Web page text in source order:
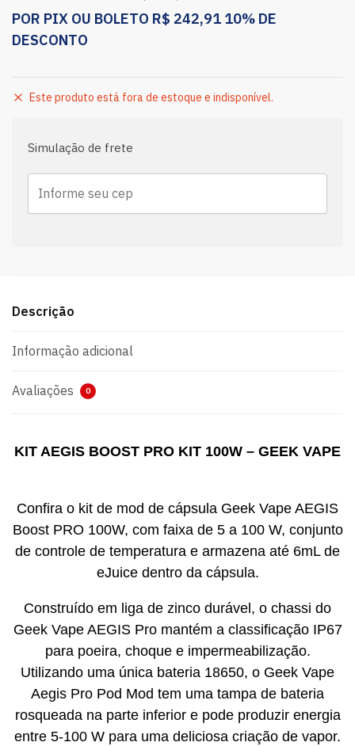
POR PIX OU BOLETO R$ 242,91 10% DE
DESCONTO
Este produto está fora de estoque e indisponível.
Simulação de frete
Descrição
Informação adicional
Avaliações 0
KIT AEGIS BOOST PRO KIT 100W – GEEK VAPE
Confira o kit de mod de cápsula Geek Vape AEGIS
Boost PRO 100W, com faixa de 5 a 100 W, conjunto
de controle de temperatura e armazena até 6mL de
eJuice dentro da cápsula.
Construído em liga de zinco durável, o chassi do
Geek Vape AEGIS Pro mantém a classificação IP67
para poeira, choque e impermeabilização.
Utilizando uma única bateria 18650, o Geek Vape
Aegis Pro Pod Mod tem uma tampa de bateria
rosqueada na parte inferior e pode produzir energia
entre 5-100 W para uma deliciosa criação de vapor.